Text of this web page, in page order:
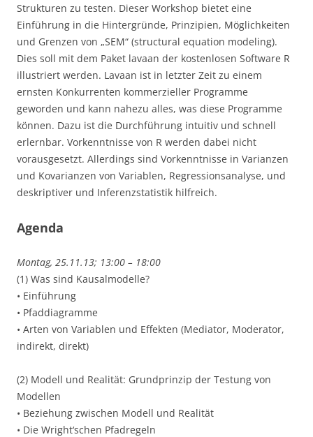
Strukturen zu testen. Dieser Workshop bietet eine
Einführung in die Hintergründe, Prinzipien, Möglichkeiten
und Grenzen von „SEM“ (structural equation modeling).
Dies soll mit dem Paket lavaan der kostenlosen Software R
illustriert werden. Lavaan ist in letzter Zeit zu einem
ernsten Konkurrenten kommerzieller Programme
geworden und kann nahezu alles, was diese Programme
können. Dazu ist die Durchführung intuitiv und schnell
erlernbar. Vorkenntnisse von R werden dabei nicht
vorausgesetzt. Allerdings sind Vorkenntnisse in Varianzen
und Kovarianzen von Variablen, Regressionsanalyse, und
deskriptiver und Inferenzstatistik hilfreich.
Agenda
Montag, 25.11.13; 13:00 – 18:00
(1) Was sind Kausalmodelle?
• Einführung
• Pfaddiagramme
• Arten von Variablen und Effekten (Mediator, Moderator,
indirekt, direkt)
(2) Modell und Realität: Grundprinzip der Testung von
Modellen
• Beziehung zwischen Modell und Realität
• Die Wright‘schen Pfadregeln